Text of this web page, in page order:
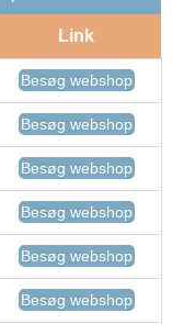
Link
Besøg webshop
Besøg webshop
Besøg webshop
Besøg webshop
Besøg webshop
Besøg webshop